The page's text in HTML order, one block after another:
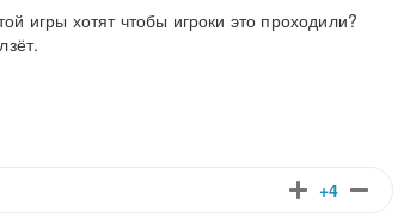
игры хотят чтобы игроки это проходили?
+4